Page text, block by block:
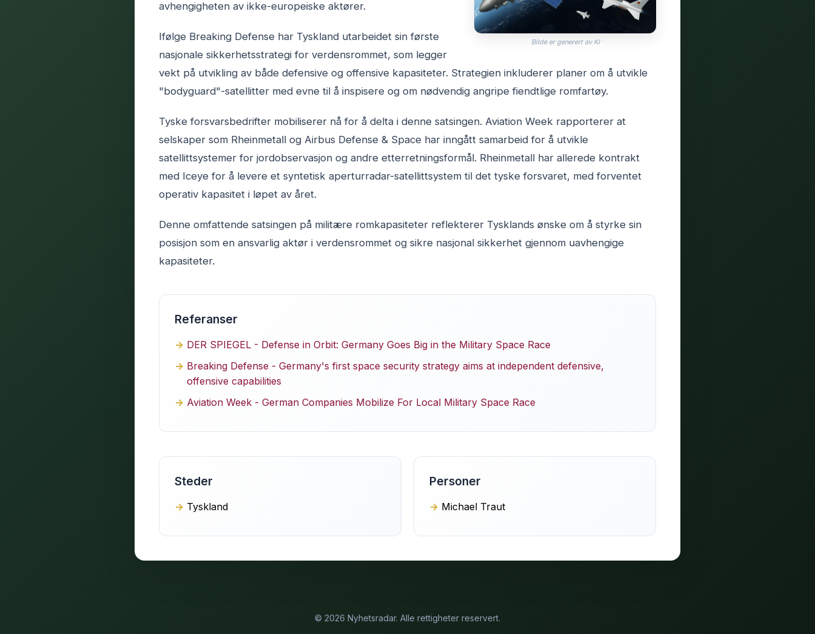
Bilde er generert av KI
avhengigheten av ikke-europeiske aktører.
Ifølge Breaking Defense har Tyskland utarbeidet sin første
nasjonale sikkerhetsstrategi for verdensrommet, som legger
vekt på utvikling av både defensive og offensive kapasiteter. Strategien inkluderer planer om å utvikle
"bodyguard"-satellitter med evne til å inspisere og om nødvendig angripe fiendtlige romfartøy.
Tyske forsvarsbedrifter mobiliserer nå for å delta i denne satsingen. Aviation Week rapporterer at
selskaper som Rheinmetall og Airbus Defense & Space har inngått samarbeid for å utvikle
satellittsystemer for jordobservasjon og andre etterretningsformål. Rheinmetall har allerede kontrakt
med Iceye for å levere et syntetisk aperturradar-satellittsystem til det tyske forsvaret, med forventet
operativ kapasitet i løpet av året.
Denne omfattende satsingen på militære romkapasiteter reflekterer Tysklands ønske om å styrke sin
posisjon som en ansvarlig aktør i verdensrommet og sikre nasjonal sikkerhet gjennom uavhengige
kapasiteter.
Referanser
DER SPIEGEL - Defense in Orbit: Germany Goes Big in the Military Space Race
Breaking Defense - Germany's first space security strategy aims at independent defensive,
offensive capabilities
Aviation Week - German Companies Mobilize For Local Military Space Race
Steder
Tyskland
Personer
Michael Traut
© 2026 Nyhetsradar. Alle rettigheter reservert.